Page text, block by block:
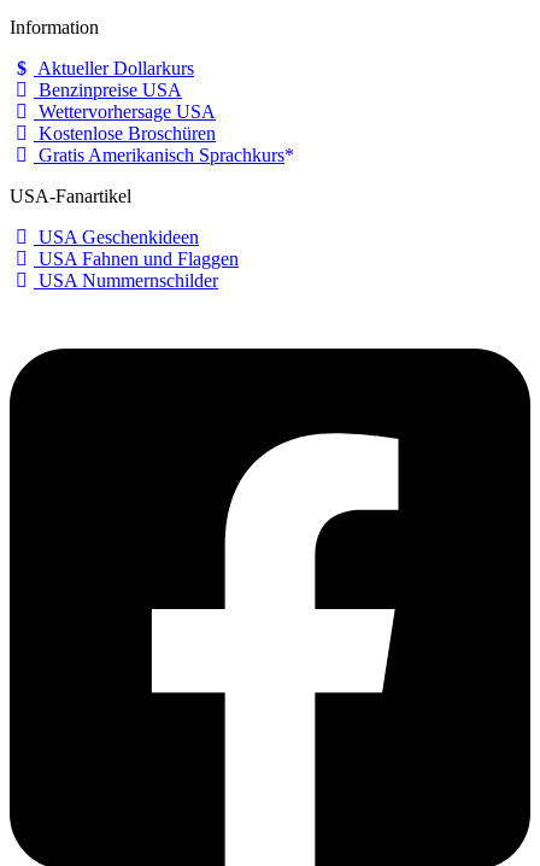
Information
Aktueller Dollarkurs
Benzinpreise USA
Wettervorhersage USA
Kostenlose Broschüren
Gratis Amerikanisch Sprachkurs
USA-Fanartikel
USA Geschenkideen
USA Fahnen und Flaggen
USA Nummernschilder